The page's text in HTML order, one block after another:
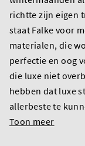
richtte zijn eigen
staat Falke voor
materialen, die
perfectie en oog
die luxe niet
hebben dat luxe
allerbeste te
Toon meer